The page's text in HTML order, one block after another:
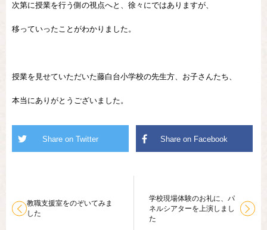
次第に授業を行う側の視点へと、徐々にではありますが、
移っていったことがわかりました。
授業を見せていただいた藤白台小学校の先生方、お子さんたち、
本当にありがとうございました。
教職支援室をのぞいてみま
した
学校現場体験のお礼に、パ
ネルシアターを上演しまし
た